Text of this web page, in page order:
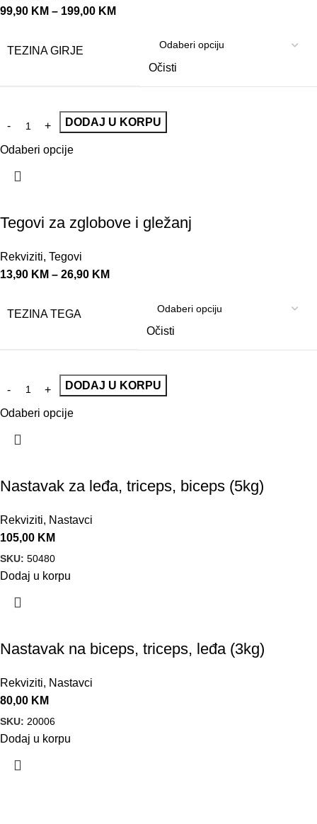
99,90 KM – 199,00 KM
TEZINA GIRJE
Očisti
DODAJ U KORPU
Odaberi opcije
Tegovi za zglobove i gležanj
Rekviziti, Tegovi
13,90 KM – 26,90 KM
TEZINA TEGA
Očisti
DODAJ U KORPU
Odaberi opcije
Nastavak za leđa, triceps, biceps (5kg)
Rekviziti, Nastavci
105,00 KM
SKU: 50480
Dodaj u korpu
Nastavak na biceps, triceps, leđa (3kg)
Rekviziti, Nastavci
80,00 KM
SKU: 20006
Dodaj u korpu